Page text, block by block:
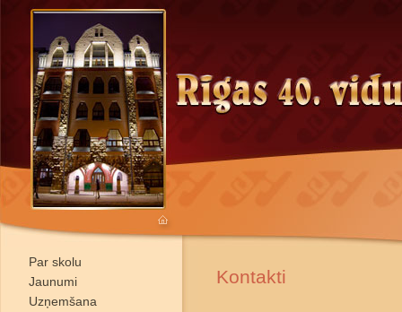
Par skolu
Jaunumi
Uzņemšana
Kontakti